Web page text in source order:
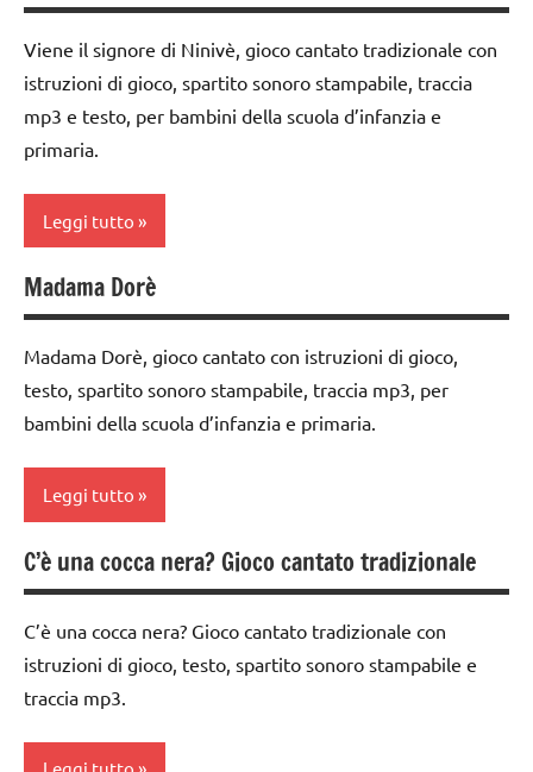
ARTICOLI
DI
GRUPPO
girotondi
e giochi
cantati
TUTTI GLI
PER ETA'
ARTICOLI
1a
classe
2a
classe
3a
3 ai
anni
DI
GRUPPO
e giochi
cantati
ARGOMENTI
PER ETA'
TUTTI GLI
ARTICOLI
Viene il signore di Ninivè, gioco cantato tradizionale con
istruzioni di gioco, spartito sonoro stampabile, traccia
mp3 e testo, per bambini della scuola d’infanzia e
primaria.
Leggi tutto
classe
1a
classe
2a
3a
6
anni
GIOCHI
DI
GRUPPO
girotondi
Madama Dorè
Madama Dorè, gioco cantato con istruzioni di gioco,
testo, spartito sonoro stampabile, traccia mp3, per
bambini della scuola d’infanzia e primaria.
Leggi tutto
classe
1a
classe
2a
3 ai
C’è una cocca nera? Gioco cantato tradizionale
C’è una cocca nera? Gioco cantato tradizionale con
istruzioni di gioco, testo, spartito sonoro stampabile e
traccia mp3.